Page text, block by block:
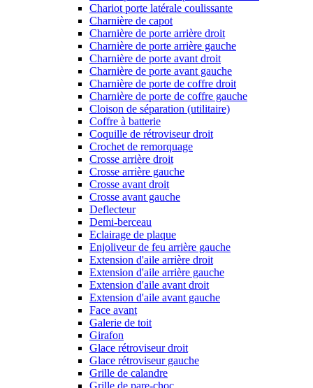
Chariot porte latérale coulissante
Charnière de capot
Charnière de porte arrière droit
Charnière de porte arrière gauche
Charnière de porte avant droit
Charnière de porte avant gauche
Charnière de porte de coffre droit
Charnière de porte de coffre gauche
Cloison de séparation (utilitaire)
Coffre à batterie
Coquille de rétroviseur droit
Crochet de remorquage
Crosse arrière droit
Crosse arrière gauche
Crosse avant droit
Crosse avant gauche
Deflecteur
Demi-berceau
Eclairage de plaque
Enjoliveur de feu arrière gauche
Extension d'aile arrière droit
Extension d'aile arrière gauche
Extension d'aile avant droit
Extension d'aile avant gauche
Face avant
Galerie de toit
Girafon
Glace rétroviseur droit
Glace rétroviseur gauche
Grille de calandre
Grille de pare-choc